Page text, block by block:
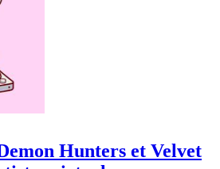
Hunters et Velvet